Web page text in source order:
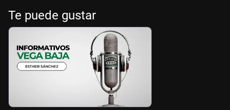
Te puede gustar